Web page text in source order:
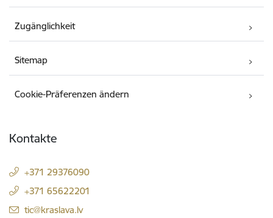
Zugänglichkeit
Sitemap
Cookie-Präferenzen ändern
Kontakte
+371 29376090
+371 65622201
E-Mail:
tic@kraslava.lv